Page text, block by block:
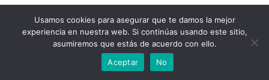
Usamos cookies para asegurar que te damos la mejor
experiencia en nuestra web. Si continúas usando este sitio,
asumiremos que estás de acuerdo con ello.
Aceptar
No